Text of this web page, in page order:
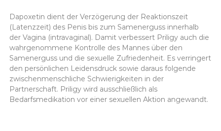
Dapoxetin dient der Verzögerung der Reaktionszeit
(Latenzzeit) des Penis bis zum Samenerguss innerhalb
der Vagina (intravaginal). Damit verbessert Priligy auch die
wahrgenommene Kontrolle des Mannes über den
Samenerguss und die sexuelle Zufriedenheit. Es verringert
den persönlichen Leidensdruck sowie daraus folgende
zwischenmenschliche Schwierigkeiten in der
Partnerschaft. Priligy wird ausschließlich als
Bedarfsmedikation vor einer sexuellen Aktion angewandt.